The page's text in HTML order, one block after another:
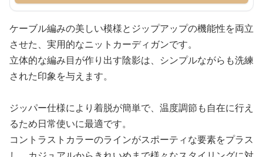
ケーブル編みの美しい模様とジップアップの機能性を両立
させた、実用的なニットカーディガンです。
立体的な編み目が作り出す陰影は、シンプルながらも洗練
された印象を与えます。
ジッパー仕様により着脱が簡単で、温度調節も自在に行え
るため日常使いに最適です。
コントラストカラーのラインがスポーティな要素をプラス